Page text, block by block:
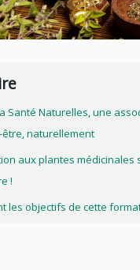
Santé Naturelles, une
naturellement
aux plantes médicinales
!
les objectifs de cette